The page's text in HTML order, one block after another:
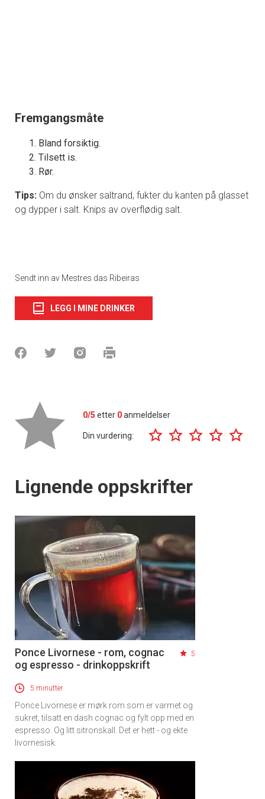
Fremgangsmåte
Bland forsiktig.
Tilsett is.
Rør.
Tips: Om du ønsker saltrand, fukter du kanten på glasset
og dypper i salt. Knips av overflødig salt.
Sendt inn av Mestres das Ribeiras
LEGG I MINE DRINKER
0/5 etter 0anmeldelser
Din vurdering:
Lignende oppskrifter
Ponce Livornese - rom, cognac
og espresso - drinkoppskrift
5
5 minutter
Ponce Livornese er mørk rom som er varmet og
sukret, tilsatt en dash cognac og fylt opp med en
espresso. Og litt sitronskall. Det er hett - og ekte
livornesisk.